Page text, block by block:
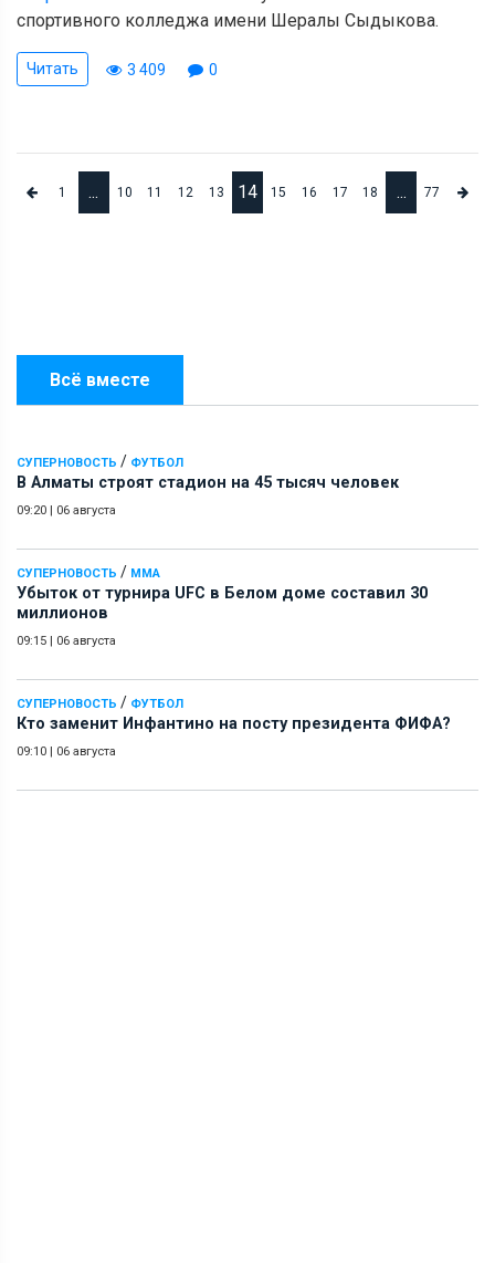
Всё вместе
СУПЕРНОВОСТЬ / ФУТБОЛ
В Алматы строят стадион на 45 тысяч человек
09:20 06 августа
СУПЕРНОВОСТЬ / ММА
Убыток от турнира UFC в Белом доме составил 30
миллионов
09:15 06 августа
СУПЕРНОВОСТЬ / ФУТБОЛ
Кто заменит Инфантино на посту президента ФИФА?
09:10 06 августа
спортивного колледжа имени Шералы Сыдыкова.
Читать 3 409 0
1 ... 10 11 12 13 14 15 16 17 18 ... 77